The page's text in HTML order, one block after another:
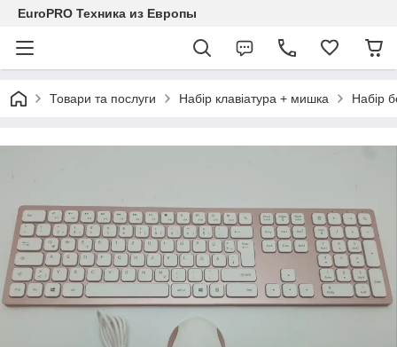
EuroPRO Техника из Европы
Товари та послуги Набір клавіатура + мишка Набір